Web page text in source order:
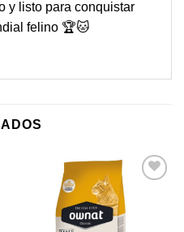
y listo para conquistar
felino 🏆🐱